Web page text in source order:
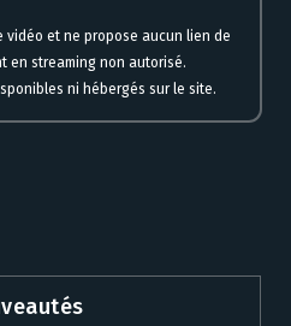
et ne propose aucun lien de
en streaming non autorisé.
ni hébergés sur le site.